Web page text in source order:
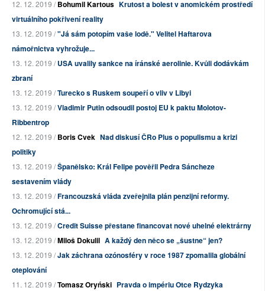
12. 12. 2019 /Bohumil Kartous Krutost a bolest v anomickém prostředí
virtuálního pokřivení reality
13. 12. 2019 /"Já sám potopím vaše lodě." Velitel Haftarova
námořnictva vyhrožuje...
13. 12. 2019 /USA uvalily sankce na íránské aerolinie. Kvůli dodávkám
zbraní
13. 12. 2019 /Turecko s Ruskem soupeří o vliv v Libyi
13. 12. 2019 /Vladimir Putin odsoudil postoj EU k paktu Molotov-
Ribbentrop
12. 12. 2019 /Boris Cvek Nad diskusí ČRo Plus o populismu a krizi
politiky
13. 12. 2019 /Španělsko: Král Felipe pověřil Pedra Sáncheze
sestavením vlády
13. 12. 2019 /Francouzská vláda zveřejnila plán penzijní reformy.
Ochromující stá...
13. 12. 2019 /Credit Suisse přestane financovat nové uhelné elektrárny
13. 12. 2019 /Miloš Dokulil A každý den něco se „šustne“ jen?
13. 12. 2019 /Jak záchrana ozónosféry v roce 1987 zpomalila globální
oteplování
11. 12. 2019 /Tomasz Oryński Pravda o impériu Otce Rydzyka